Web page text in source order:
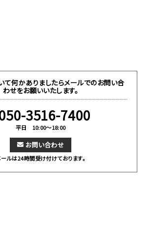
て何かありましたらメールでのお問い合
わせをお願いいたします。
3516-7400
平日 10:00～18:00
お問い合わせ
ールは24時間受け付けております。